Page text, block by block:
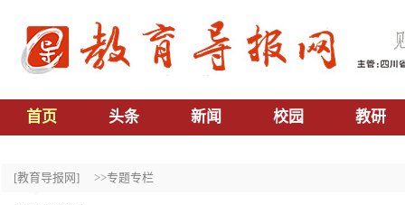
首页 头条 新闻 校园 教研
[教育导报网] >>专题专栏